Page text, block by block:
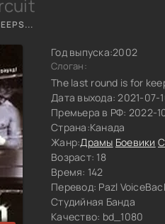
Год выпуска:2002
Слоган:
The last round is for
Дата выхода: 2021-07-
Премьера в РФ: 2022-
Страна:Канада
Жанр:Драмы Боевики
Возраст: 18
Время: 142
Перевод: Pazl
Студийная Банда
Качество: bd_1080